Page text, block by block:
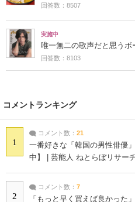
回答数：8507
実施中
唯一無二の歌声だと思うボ
回答数：8103
コメントランキング
1
コメント数： 21
一番好きな「韓国の男性俳優
中】 | 芸能人 ねとらぼリサー
2
コメント数： 7
「もっと早く買えば良かっ